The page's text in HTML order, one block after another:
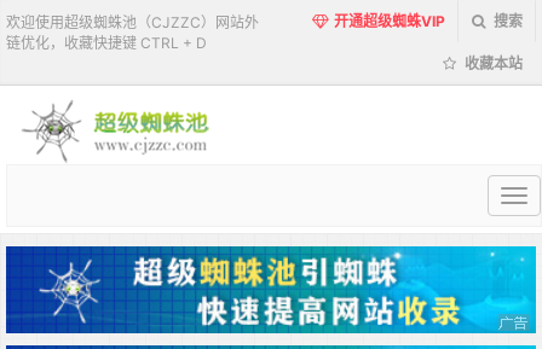
欢迎使用超级蜘蛛池（CJZZC）网站外
链优化，收藏快捷键 CTRL + D
开通超级蜘蛛VIP 搜索
收藏本站
超
蜘
蛛
池